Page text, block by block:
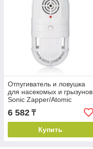
Отпугиватель и ловушка
для насекомых и грызунов
Sonic Zapper/Atomic
Zabber 2 в 1
6 582 ₸
Купить